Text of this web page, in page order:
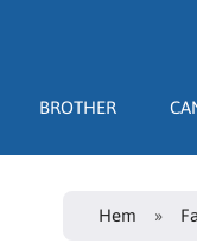
BROTHER
Hem